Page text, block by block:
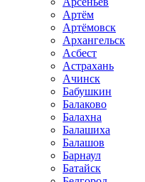
Артём
Артёмовск
Архангельск
Асбест
Астрахань
Ачинск
Бабушкин
Балаково
Балахна
Балашиха
Балашов
Барнаул
Батайск